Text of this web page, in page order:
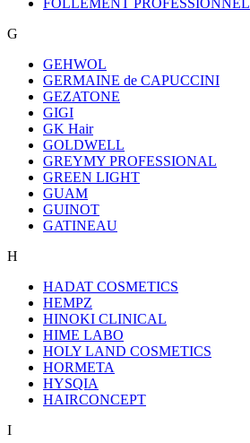
G
GEHWOL
GERMAINE de CAPUCCINI
GEZATONE
GIGI
GK Hair
GOLDWELL
GREYMY PROFESSIONAL
GREEN LIGHT
GUAM
GUINOT
GATINEAU
H
HADAT COSMETICS
HEMPZ
HINOKI CLINICAL
HIME LABO
HOLY LAND COSMETICS
HORMETA
HYSQIA
HAIRCONCEPT
I